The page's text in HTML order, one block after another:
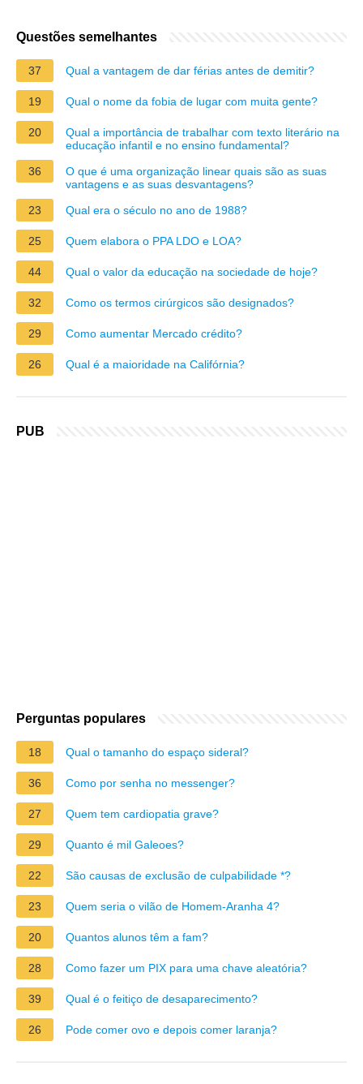
Questões semelhantes
37 Qual a vantagem de dar férias antes de demitir?
19 Qual o nome da fobia de lugar com muita gente?
20
Qual a importância de trabalhar com texto literário na
educação infantil e no ensino fundamental?
36
O que é uma organização linear quais são as suas
vantagens e as suas desvantagens?
23
Qual era o século no ano de 1988?
25 Quem elabora o PPA LDO e LOA?
44 Qual o valor da educação na sociedade de hoje?
32 Como os termos cirúrgicos são designados?
29 Como aumentar Mercado crédito?
26 Qual é a maioridade na Califórnia?
PUB
Perguntas populares
18 Qual o tamanho do espaço sideral?
36 Como por senha no messenger?
27 Quem tem cardiopatia grave?
29 Quanto é mil Galeoes?
22 São causas de exclusão de culpabilidade *?
23 Quem seria o vilão de Homem-Aranha 4?
20 Quantos alunos têm a fam?
28 Como fazer um PIX para uma chave aleatória?
39 Qual é o feitiço de desaparecimento?
26 Pode comer ovo e depois comer laranja?